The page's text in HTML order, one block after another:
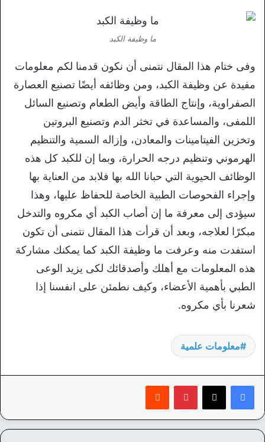
ما وظيفة الكبد
وفى ختام هذا المقال نتمنى أن نكون قدمنا لكم معلومات
مفيدة عن وظيفة الكبد، ومن وظائفه أيضًا تصنيع العصارة
الصفراوية، وإنتاج الطاقة وأيض الطعام وتصنيع السائل
اللمفى، والمساعدة في تخثر الدم وتصنيع البروتين
وتخزين الفيتامينات والمعادن، وإزاله السمية والتنظيم
الهرموني وتنظيم درجه الحرارة، وبما إن للكبد كل هذه
الوظائف الحيوية التي حبانا الله بها فلابد من العناية بها
وإجراء الفحوصات الطبية الخاصة للحفاظ عليها، وهذا
سيؤدى إلى معرفة ما إن أصاب الكبد أي مكروه والتدخل
مبكرًا لعلاجه، وبعد أن قرأت هذا المقال نتمنى أن تكون
استفدت منه وعرفت ما وظيفة الكبد كما يمكنك مشاركة
هذه المعلومات مع أهلك وأصدقائك لكى يزيد الوعى
الطبي بأهمية الأعضاء، وكيف نطمئن على انفسنا إذا
شعرنا بأي مكروه.
معلومات علمية
بينتيريست